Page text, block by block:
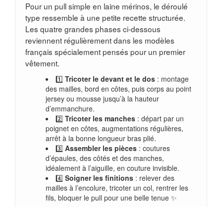
Pour un pull simple en laine mérinos, le déroulé
type ressemble à une petite recette structurée.
Les quatre grandes phases ci-dessous
reviennent régulièrement dans les modèles
français spécialement pensés pour un premier
vêtement.
1️⃣ Tricoter le devant et le dos: montage
des mailles, bord en côtes, puis corps au point
jersey ou mousse jusqu’à la hauteur
d’emmanchure.
2️⃣ Tricoter les manches: départ par un
poignet en côtes, augmentations régulières,
arrêt à la bonne longueur bras plié.
3️⃣ Assembler les pièces: coutures
d’épaules, des côtés et des manches,
idéalement à l’aiguille, en couture invisible.
4️⃣ Soigner les finitions: relever des
mailles à l’encolure, tricoter un col, rentrer les
fils, bloquer le pull pour une belle tenue ✨